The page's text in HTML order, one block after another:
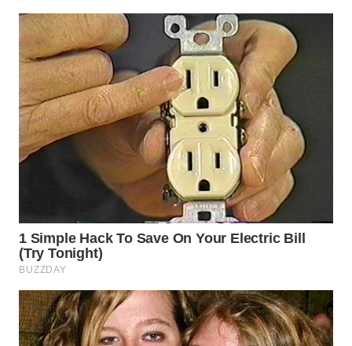
WN
DEPOK
WN
TAPANULI
UTARA
WN
PADANG
LAWAS
SUMEDANG
WN